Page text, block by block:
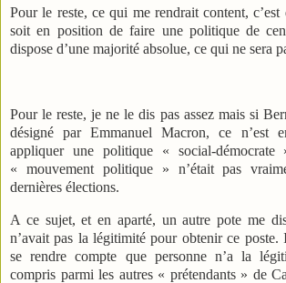
Pour le reste, ce qui me rendrait content,
soit en position de faire une politique de
dispose d’une majorité absolue, ce qui ne sera
Pour le reste, je ne le dis pas assez mais si
désigné par Emmanuel Macron, ce n’est
appliquer une politique « social-démocrate
« mouvement politique » n’était pas
dernières élections.
A ce sujet, et en aparté, un autre pote me
n’avait pas la légitimité pour obtenir ce poste.
se rendre compte que personne n’a la
compris parmi les autres « prétendants » de